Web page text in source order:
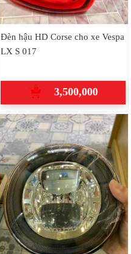
Đèn hậu HD Corse cho xe Vespa
LX S 017
3,500,000